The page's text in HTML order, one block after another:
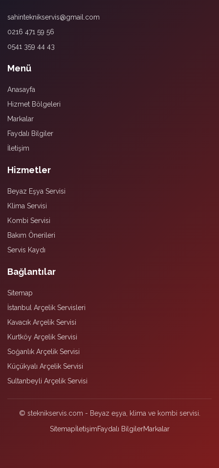
sahinteknikservis@gmail.com
0216 471 59 56
0541 359 44 43
Menü
Anasayfa
Hizmet Bölgeleri
Markalar
Faydalı Bilgiler
İletişim
Hizmetler
Beyaz Eşya Servisi
Klima Servisi
Kombi Servisi
Bakım Önerileri
Servis Kaydı
Bağlantılar
Sitemap
İstanbul Arçelik Servisleri
Kavacık Arçelik Servisi
Kurtköy Arçelik Servisi
Soğanlık Arçelik Servisi
Küçükyalı Arçelik Servisi
Sultanbeyli Arçelik Servisi
© steknikservis.com - Beyaz eşya, klima ve kombi servisi.
SitemapİletişimFaydalı BilgilerMarkalar